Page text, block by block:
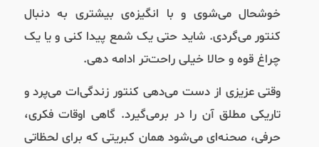
خوشحال می‌شوی و با انگیزه‌ی بیشتری به دنبال
کنتور می‌گردی. شاید حتی یک شمع پیدا کنی و یا یک
چراغ قوه و حالا خیلی راحت‌تر ادامه دهی.
وقتی عزیزی از دست می‌دهی کنتور زندگی‌ات می‌پرد و
تاریکی مطلق آن را در برمی‌گیرد. گاهی اوقات فکری،
حرفی، صحنه‌ای می‌شود همان کبریتی که برای لحظاتی